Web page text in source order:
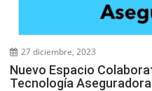
27 diciembre, 2023
Nuevo Espacio
Tecnología Aseguradora